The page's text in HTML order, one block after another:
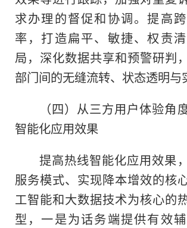
求办理的督促和协调。提高
率，打造扁平、敏捷、权责
局，深化数据共享和预警研判
部门间的无缝流转、状态透明与
（四）从三方用户体验角
智能化应用效果
提高热线智能化应用效果
服务模式、实现降本增效的核
工智能和大数据技术为核心的
型，一是为话务端提供有效